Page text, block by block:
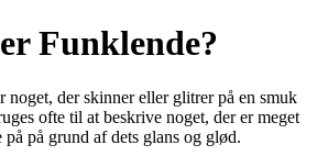
Funklende?
noget, der skinner eller glitrer på en smuk
ofte til at beskrive noget, der er meget
på grund af dets glans og glød.